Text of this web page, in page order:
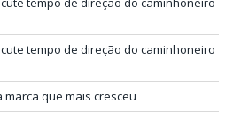
tempo de direção do caminhoneiro
marca que mais cresceu